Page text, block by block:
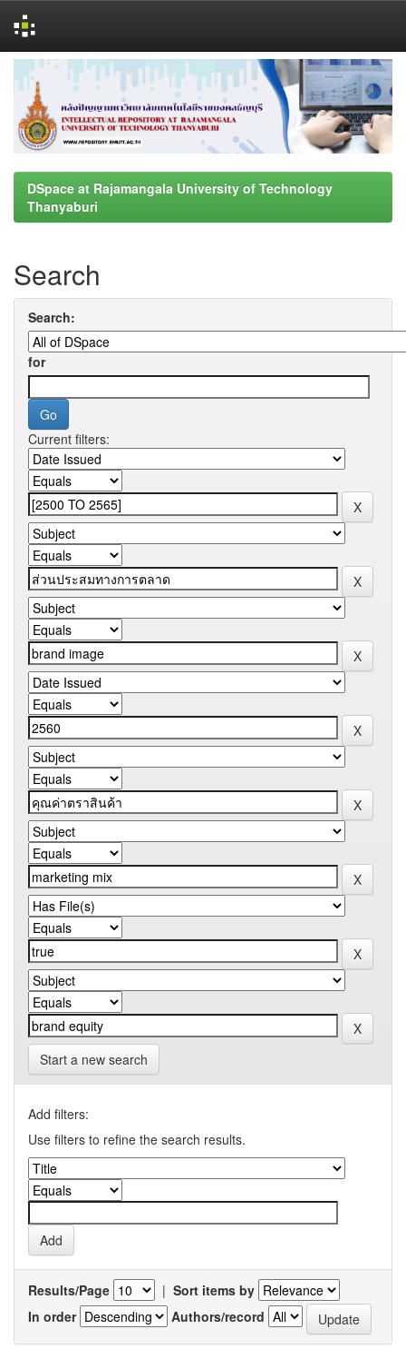
navigation
DSpace at Rajamangala University of Technology
Thanyaburi
Search
Search:
for
Current filters:
Start a new search
Add filters:
Use filters to refine the search results.
Results/Page | Sort items by
In order
Authors/record